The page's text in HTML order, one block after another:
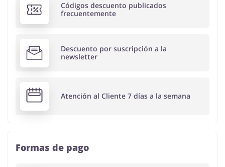
Códigos descuento publicados
frecuentemente
Descuento por suscripción a la
newsletter
Atención al Cliente 7 días a la semana
Formas de pago